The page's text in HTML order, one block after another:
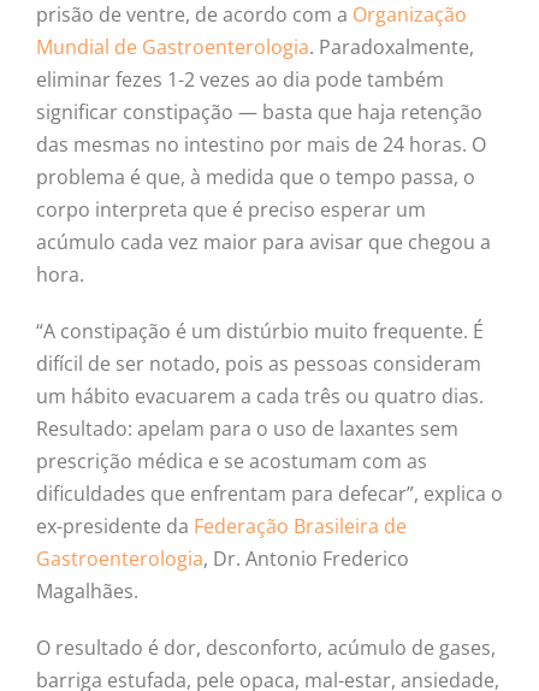
prisão de ventre, de acordo com a Organização
Mundial de Gastroenterologia. Paradoxalmente,
eliminar fezes 1-2 vezes ao dia pode também
significar constipação — basta que haja retenção
das mesmas no intestino por mais de 24 horas. O
problema é que, à medida que o tempo passa, o
corpo interpreta que é preciso esperar um
acúmulo cada vez maior para avisar que chegou a
hora.
“A constipação é um distúrbio muito frequente. É
difícil de ser notado, pois as pessoas consideram
um hábito evacuarem a cada três ou quatro dias.
Resultado: apelam para o uso de laxantes sem
prescrição médica e se acostumam com as
dificuldades que enfrentam para defecar”, explica o
ex-presidente da Federação Brasileira de
Gastroenterologia, Dr. Antonio Frederico
Magalhães.
O resultado é dor, desconforto, acúmulo de gases,
barriga estufada, pele opaca, mal-estar, ansiedade,